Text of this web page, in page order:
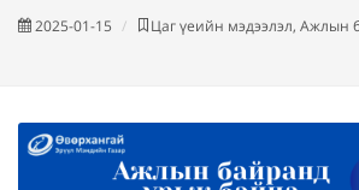
2025-01-15 Цаг үеийн мэдээлэл, Ажлын